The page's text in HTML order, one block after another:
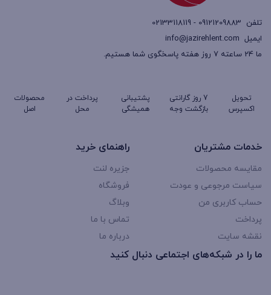
تلفن 09121209883 - 02133118119
ایمیل info@jazirehlent.com
ما 24 ساعته 7 روز هفته پاسخگوی شما هستیم.
تحویل
اکسپرس
7 روز گارانتی
بازگشت وجه
پشتیبانی
همیشگی
پرداخت در
محل
محصولات
اصل
خدمات مشتریان
مقایسه محصولات
سیاست مرجوعی و عودت
حساب کاربری من
پرداخت
نقشه سایت
راهنمای خرید
جزیره لنت
فروشگاه
وبلاگ
تماس با ما
درباره ما
ما را در شبکه‌های اجتماعی دنبال کنید